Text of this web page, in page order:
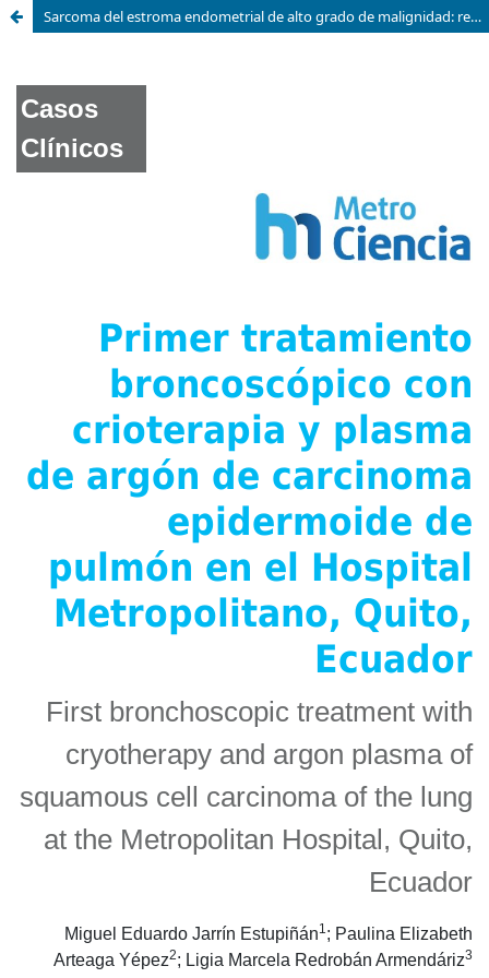
Sarcoma del estroma endometrial de alto grado de malignidad: reporte de caso clínico